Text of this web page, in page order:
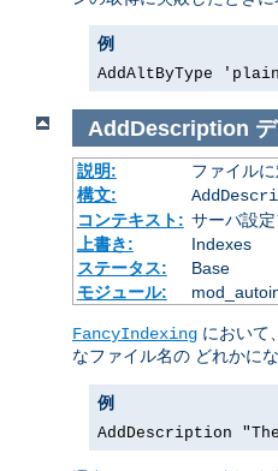
例
AddAltByType
AddDescription
説明:
ファイル
構文:
コンテキスト: サーバ設
上書き:
Indexes
ステータス:
Base
モジュール:
FancyIndexing において
なファイル名の どれかに
例
AddDescription